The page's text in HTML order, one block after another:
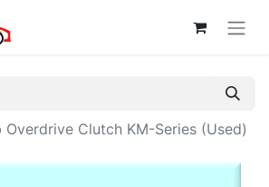
Overdrive Clutch KM-Series (Used)